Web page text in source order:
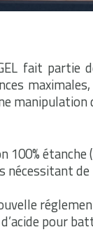
fait partie
100%
nécessitant
pour